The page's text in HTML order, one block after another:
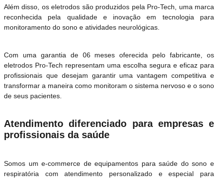
Além disso, os eletrodos são produzidos pela Pro-Tech, uma marca
reconhecida pela qualidade e inovação em tecnologia para
monitoramento do sono e atividades neurológicas.
Com uma garantia de 06 meses oferecida pelo fabricante, os
eletrodos Pro-Tech representam uma escolha segura e eficaz para
profissionais que desejam garantir uma vantagem competitiva e
transformar a maneira como monitoram o sistema nervoso e o sono
de seus pacientes.
Atendimento diferenciado para empresas e
profissionais da saúde
Somos um e-commerce de equipamentos para saúde do sono e
respiratória com atendimento personalizado e especial para